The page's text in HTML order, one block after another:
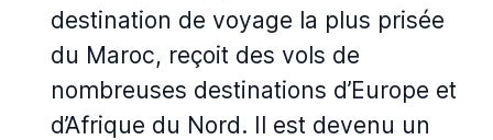
destination de voyage la plus prisée
du Maroc, reçoit des vols de
nombreuses destinations d’Europe et
d’Afrique du Nord. Il est devenu un